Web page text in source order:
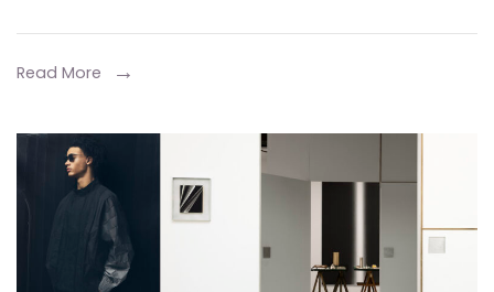
Read More